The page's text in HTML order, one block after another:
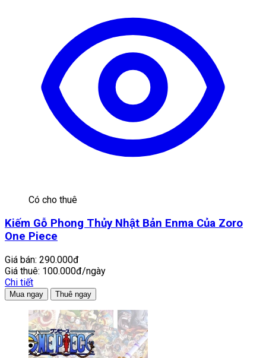
Có cho thuê
Kiếm Gỗ Phong Thủy Nhật Bản Enma Của Zoro
One Piece
Giá bán: 290.000đ
Giá thuê: 100.000đ/ngày
Chi tiết
Mua ngay Thuê ngay